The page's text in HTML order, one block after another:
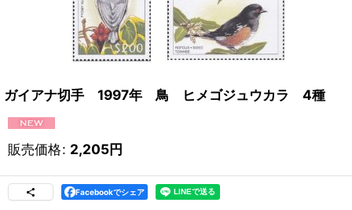
ガイアナ切手 1997年 鳥 ヒメゴジュウカラ 4種
販売価格: 2,205円
Facebookでシェア